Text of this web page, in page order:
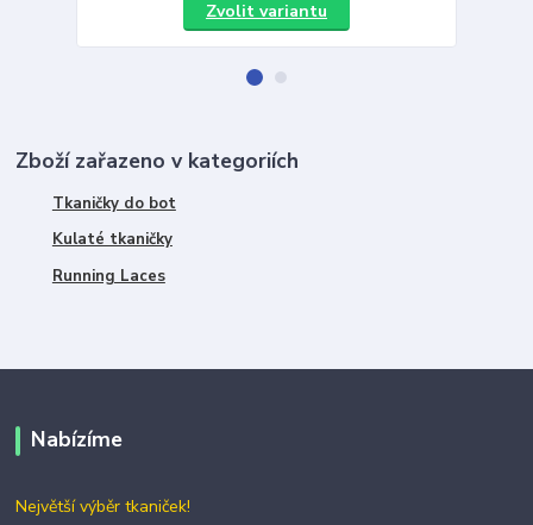
Zvolit variantu
Zboží zařazeno v kategoriích
Tkaničky do bot
Kulaté tkaničky
Running Laces
Nabízíme
Největší výběr tkaniček!